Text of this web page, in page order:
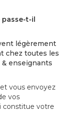
passe-t-il
légèrement
chez toutes les
enseignants
vous envoyez
vos
constitue votre